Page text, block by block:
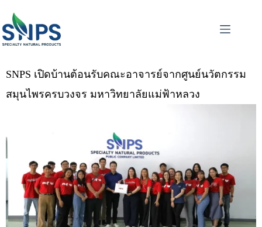
SNPS เปิดบ้านต้อนรับคณะอาจารย์จากศูนย์นวัตกรรม
สมุนไพรครบวงจร มหาวิทยาลัยแม่ฟ้าหลวง